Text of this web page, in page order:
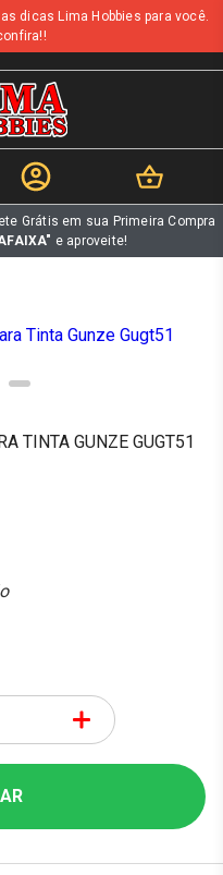
dicas Lima Hobbies para você.
Grátis em sua Primeira Compra
e aproveite!
TINTA GUNZE GUGT51
+